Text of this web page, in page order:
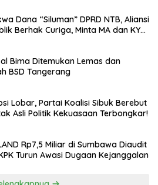
Dana “Siluman” DPRD NTB, Aliansi
Berhak Curiga, Minta MA dan KY
Bima Ditemukan Lemas dan
BSD Tangerang
Lobar, Partai Koalisi Sibuk Berebut
Asli Politik Kekuasaan Terbongkar!
Rp7,5 Miliar di Sumbawa Diaudit
Turun Awasi Dugaan Kejanggalan